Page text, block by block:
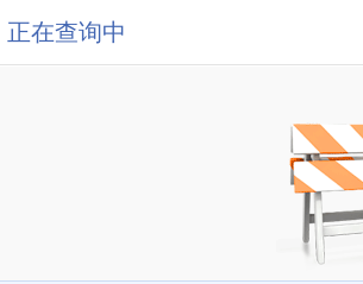
正在查询中